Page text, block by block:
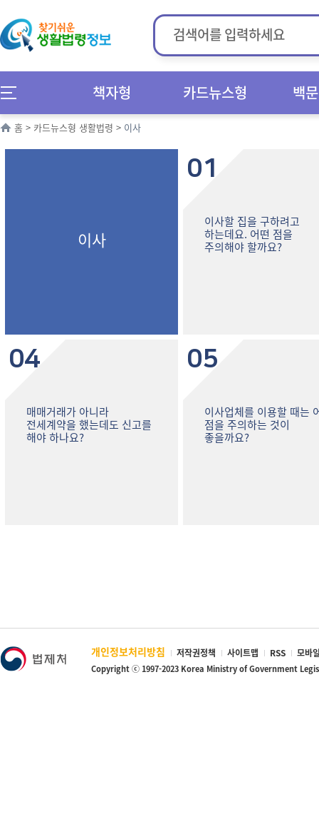
책자형 카드뉴스형 백
홈 > 카드뉴스형 생활법령 > 이사
이사
01
이사할 집을 구하려고
하는데요. 어떤 점을
주의해야 할까요?
04
매매거래가 아니라
전세계약을 했는데도 신고를
해야 하나요?
05
이사업체를 이용할 때는
점을 주의하는 것이
좋을까요?
개인정보처리방침 저작권정책 사이트맵 RSS 모바
Copyright ⓒ 1997-2023 Korea Ministry of Government